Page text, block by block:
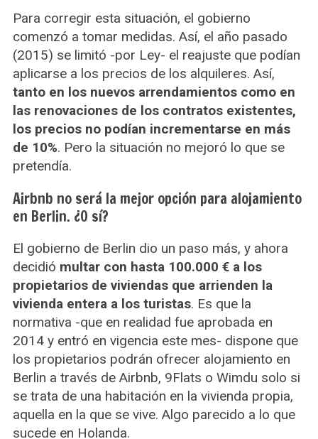
Para corregir esta situación, el gobierno
comenzó a tomar medidas. Así, el año pasado
(2015) se limitó -por Ley- el reajuste que podían
aplicarse a los precios de los alquileres. Así,
tanto en los nuevos arrendamientos como en
las renovaciones de los contratos existentes,
los precios no podían incrementarse en más
de 10%. Pero la situación no mejoró lo que se
pretendía.
Airbnb no será la mejor opción para alojamiento
en Berlin. ¿O sí?
El gobierno de Berlin dio un paso más, y ahora
decidió multar con hasta 100.000 € a los
propietarios de viviendas que arrienden la
vivienda entera a los turistas. Es que la
normativa -que en realidad fue aprobada en
2014 y entró en vigencia este mes- dispone que
los propietarios podrán ofrecer alojamiento en
Berlin a través de Airbnb, 9Flats o Wimdu solo si
se trata de una habitación en la vivienda propia,
aquella en la que se vive. Algo parecido a lo que
sucede en Holanda.